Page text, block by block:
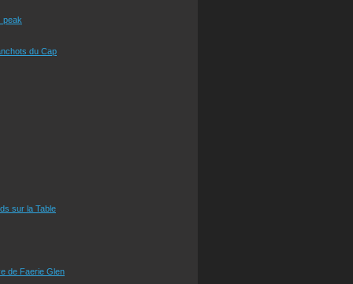
peak
du Cap
sur la Table
de Faerie Glen